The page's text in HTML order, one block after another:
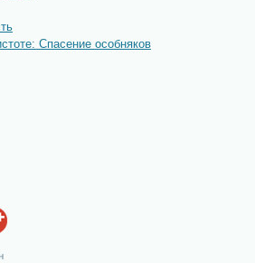
Спасение особняков